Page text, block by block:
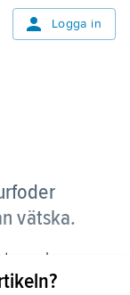
Logga in
vätska.
och